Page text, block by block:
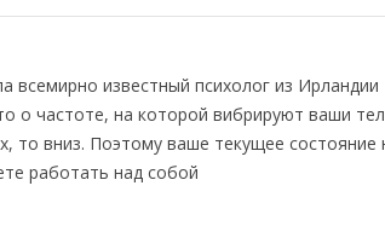
всемирно известный психолог из
о частоте, на которой вибрируют ваши
то вниз. Поэтому ваше текущее
работать над собой